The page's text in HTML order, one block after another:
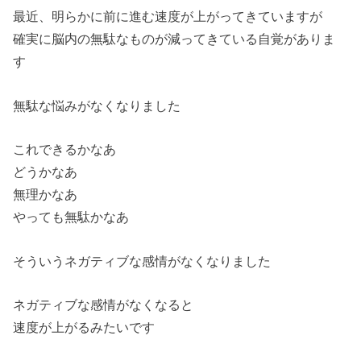
最近、明らかに前に進む速度が上がってきていますが
確実に脳内の無駄なものが減ってきている自覚がありま
す
無駄な悩みがなくなりました
これできるかなあ
どうかなあ
無理かなあ
やっても無駄かなあ
そういうネガティブな感情がなくなりました
ネガティブな感情がなくなると
速度が上がるみたいです